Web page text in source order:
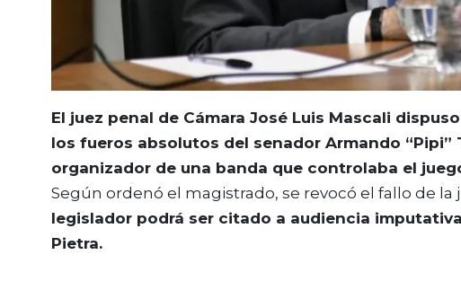
El juez penal de Cámara José Luis Mascali
los fueros absolutos del senador Armando
organizador de una banda que controlaba el
Según ordenó el magistrado, se revocó el fallo de la
legislador podrá ser citado a audiencia
Pietra.